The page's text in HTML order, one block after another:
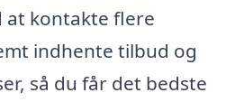
at kontakte flere
indhente tilbud og
så du får det bedste